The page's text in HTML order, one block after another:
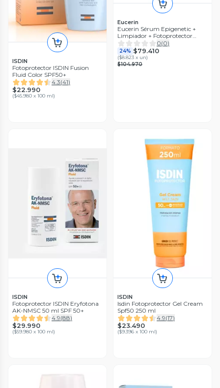
ISDIN
Fotoprotector ISDIN Fusion
Fluid Color SPF50+
4.3(41)
$22.990
($45.980 x 100 ml)
Eucerin
Eucerin Sérum Epigenetic +
Limpiador + Fotoprotector
Claro
0(0)
24% $79.410
($8.823 x un)
$104.970
ISDIN
Fotoprotector ISDIN Eryfotona
AK-NMSC 50 ml SPF 50+
4.9(88)
$29.990
($59.980 x 100 ml)
ISDIN
Isdin Fotoprotector Gel Cream
Spf50 250 ml
4.9(17)
$23.490
($9.396 x 100 ml)